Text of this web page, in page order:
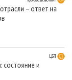
– ответ на
ЦБП
состояние и